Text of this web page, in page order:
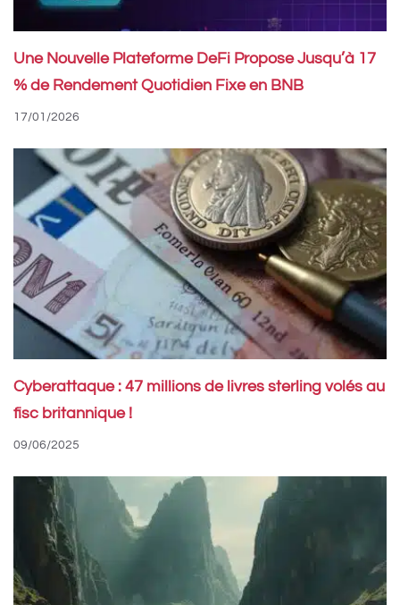
Une Nouvelle Plateforme DeFi Propose Jusqu’à 17
% de Rendement Quotidien Fixe en BNB
17/01/2026
Cyberattaque : 47 millions de livres sterling volés au
fisc britannique !
09/06/2025